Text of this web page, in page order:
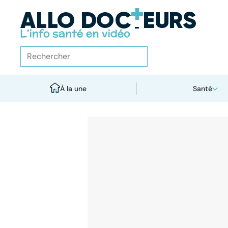
À la une Santé